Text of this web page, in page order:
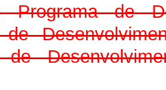
Programa de
de
de